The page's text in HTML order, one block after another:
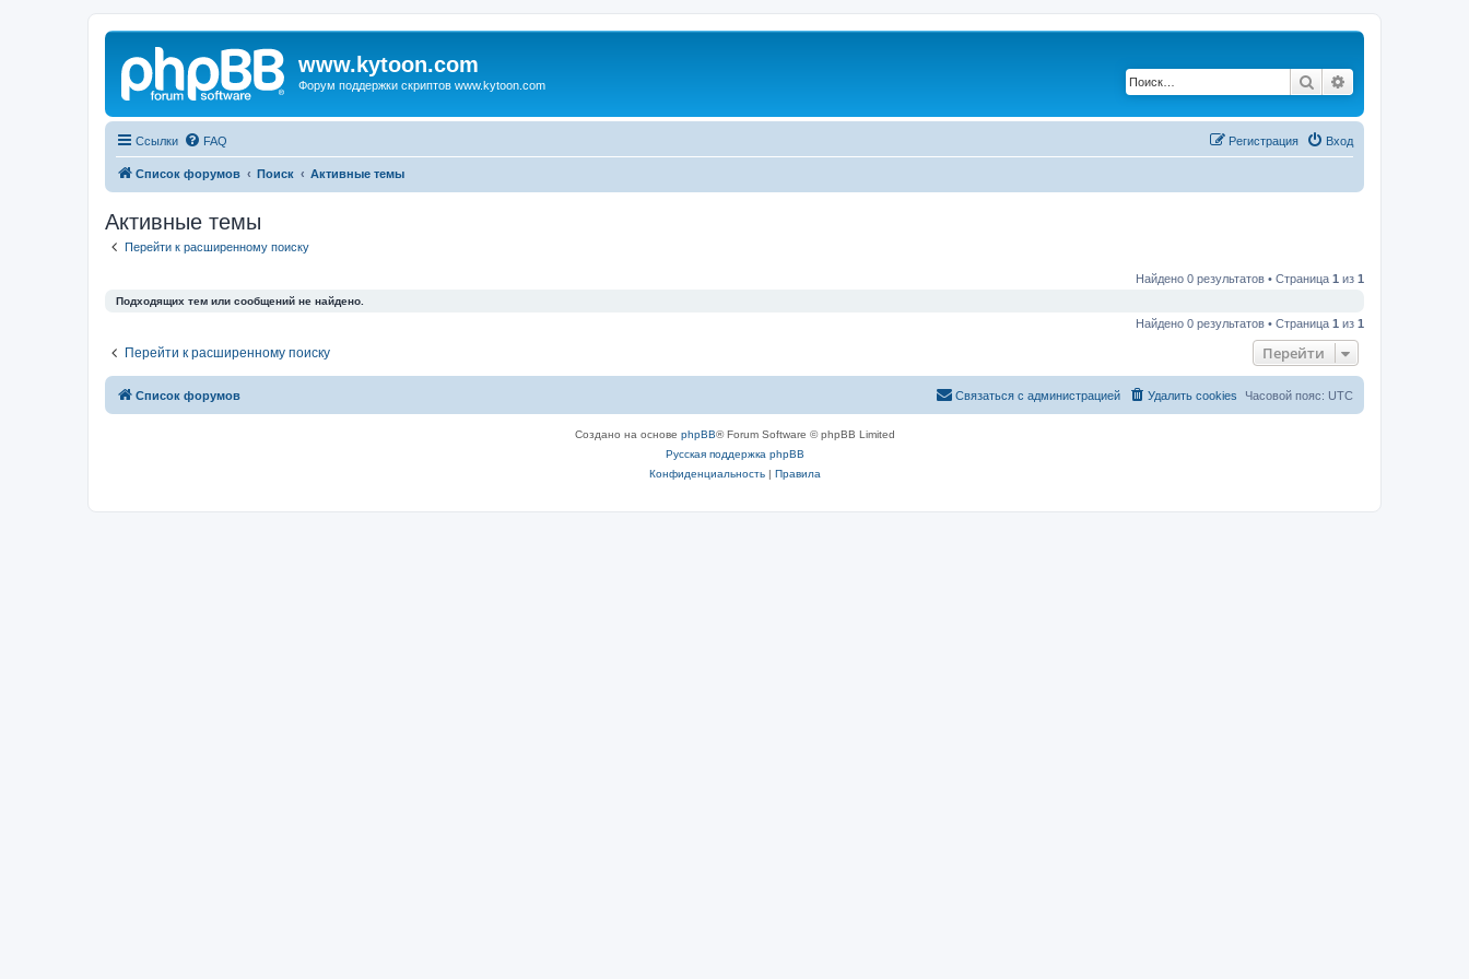
www.kytoon.com
Форум поддержки скриптов www.kytoon.com Поиск
Ссылки FAQ Вход
Регистрация
Список форумов Поиск Активные темы
Активные темы
Перейти к расширенному поиску
Найдено 0 результатов • Страница 1 из 1
Подходящих тем или сообщений не найдено.
Найдено 0 результатов • Страница 1 из 1
Перейти к расширенному поиску Перейти
Список форумов Часовой пояс: UTC
Удалить cookies
Связаться с администрацией
Создано на основе phpBB® Forum Software © phpBB Limited
Русская поддержка phpBB
Конфиденциальность| Правила